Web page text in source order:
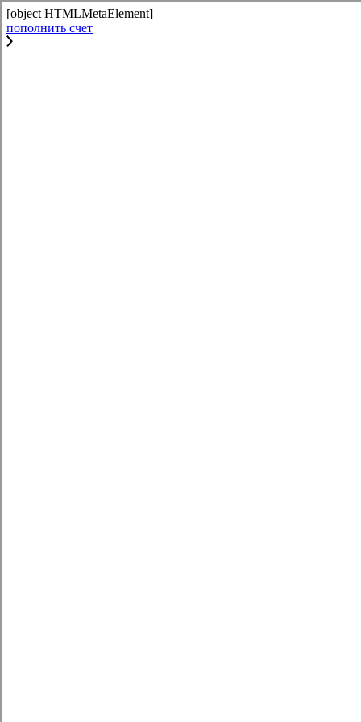
[object HTMLMetaElement]
пополнить счет